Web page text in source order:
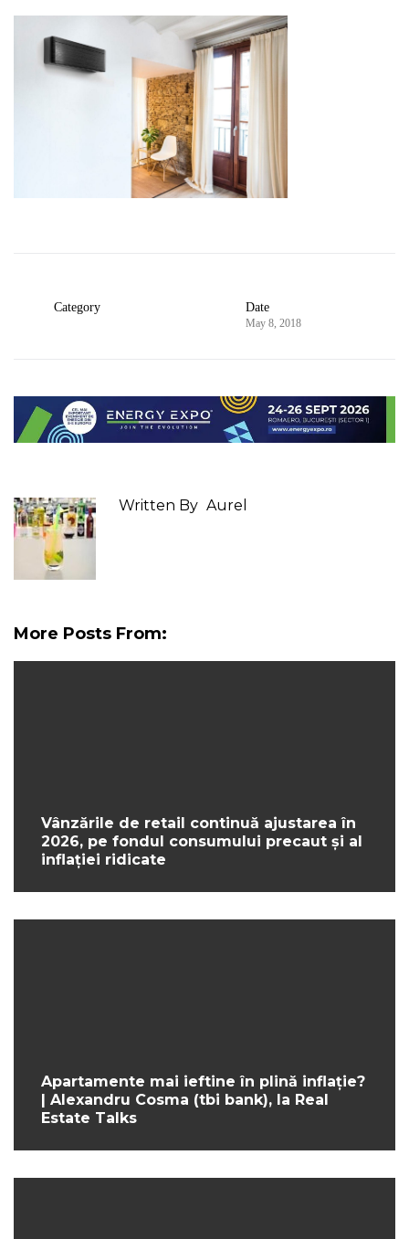
Category Date
May 8, 2018
Written By Aurel
More Posts From:
Vânzările de retail continuă ajustarea în
2026, pe fondul consumului precaut și al
inflației ridicate
Apartamente mai ieftine în plină inflație?
| Alexandru Cosma (tbi bank), la Real
Estate Talks